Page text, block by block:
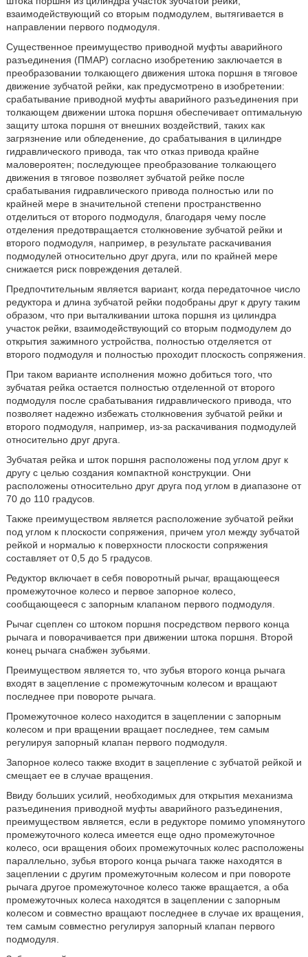
взаимодействующий со вторым подмодулем, вытягивается в
направлении первого подмодуля.
Существенное преимущество приводной муфты аварийного
разъединения (ПМАР) согласно изобретению заключается в
преобразовании толкающего движения штока поршня в тяговое
движение зубчатой рейки, как предусмотрено в изобретении:
срабатывание приводной муфты аварийного разъединения при
толкающем движении штока поршня обеспечивает оптимальную
защиту штока поршня от внешних воздействий, таких как
загрязнение или обледенение, до срабатывания в цилиндре
гидравлического привода, так что отказ привода крайне
маловероятен; последующее преобразование толкающего
движения в тяговое позволяет зубчатой рейке после
срабатывания гидравлического привода полностью или по
крайней мере в значительной степени пространственно
отделиться от второго подмодуля, благодаря чему после
отделения предотвращается столкновение зубчатой рейки и
второго подмодуля, например, в результате раскачивания
подмодулей относительно друг друга, или по крайней мере
снижается риск повреждения деталей.
Предпочтительным является вариант, когда передаточное число
редуктора и длина зубчатой рейки подобраны друг к другу таким
образом, что при выталкивании штока поршня из цилиндра
участок рейки, взаимодействующий со вторым подмодулем до
открытия зажимного устройства, полностью отделяется от
второго подмодуля и полностью проходит плоскость сопряжения.
При таком варианте исполнения можно добиться того, что
зубчатая рейка остается полностью отделенной от второго
подмодуля после срабатывания гидравлического привода, что
позволяет надежно избежать столкновения зубчатой рейки и
второго подмодуля, например, из-за раскачивания подмодулей
относительно друг друга.
Зубчатая рейка и шток поршня расположены под углом друг к
другу с целью создания компактной конструкции. Они
расположены относительно друг друга под углом в диапазоне от
70 до 110 градусов.
Также преимуществом является расположение зубчатой рейки
под углом к плоскости сопряжения, причем угол между зубчатой
рейкой и нормалью к поверхности плоскости сопряжения
составляет от 0,5 до 5 градусов.
Редуктор включает в себя поворотный рычаг, вращающееся
промежуточное колесо и первое запорное колесо,
сообщающееся с запорным клапаном первого подмодуля.
Рычаг сцеплен со штоком поршня посредством первого конца
рычага и поворачивается при движении штока поршня. Второй
конец рычага снабжен зубьями.
Преимуществом является то, что зубья второго конца рычага
входят в зацепление с промежуточным колесом и вращают
последнее при повороте рычага.
Промежуточное колесо находится в зацеплении с запорным
колесом и при вращении вращает последнее, тем самым
регулируя запорный клапан первого подмодуля.
Запорное колесо также входит в зацепление с зубчатой рейкой и
смещает ее в случае вращения.
Ввиду больших усилий, необходимых для открытия механизма
разъединения приводной муфты аварийного разъединения,
преимуществом является, если в редукторе помимо упомянутого
промежуточного колеса имеется еще одно промежуточное
колесо, оси вращения обоих промежуточных колес расположены
параллельно, зубья второго конца рычага также находятся в
зацеплении с другим промежуточным колесом и при повороте
рычага другое промежуточное колесо также вращается, а оба
промежуточных колеса находятся в зацеплении с запорным
колесом и совместно вращают последнее в случае их вращения,
тем самым совместно регулируя запорный клапан первого
подмодуля.